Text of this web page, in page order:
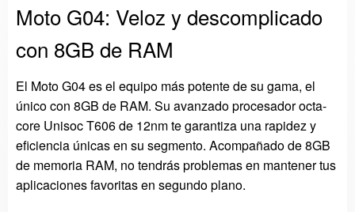
Moto G04: Veloz y descomplicado
con 8GB de RAM
El Moto G04 es el equipo más potente de su gama, el
único con 8GB de RAM. Su avanzado procesador octa-
core Unisoc T606 de 12nm te garantiza una rapidez y
eficiencia únicas en su segmento. Acompañado de 8GB
de memoria RAM, no tendrás problemas en mantener tus
aplicaciones favoritas en segundo plano.